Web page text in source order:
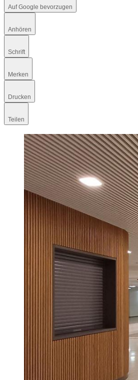
Auf Google bevorzugen
Anhören
Schrift
Merken
Drucken
Teilen